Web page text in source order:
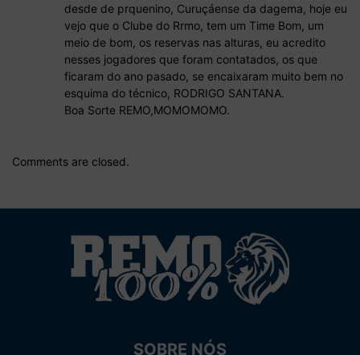
desde de prquenino, Curuçáense da dagema, hoje eu
vejo que o Clube do Rrmo, tem um Time Bom, um
meio de bom, os reservas nas alturas, eu acredito
nesses jogadores que foram contatados, os que
ficaram do ano pasado, se encaixaram muito bem no
esquima do técnico, RODRIGO SANTANA.
Boa Sorte REMO,MOMOMOMO.
Comments are closed.
SOBRE NÓS